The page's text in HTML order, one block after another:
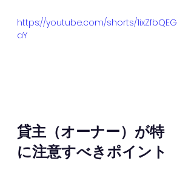
https://youtube.com/shorts/1ixZfbQEG
aY
貸主（オーナー）が特
に注意すべきポイント